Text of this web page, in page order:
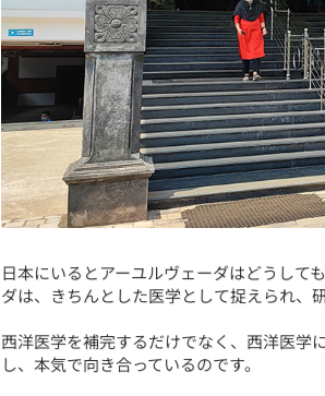
日本にいるとアーユルヴェーダはどうして
ダは、きちんとした医学として捉えられ、
西洋医学を補完するだけでなく、西洋医学
し、本気で向き合っているのです。